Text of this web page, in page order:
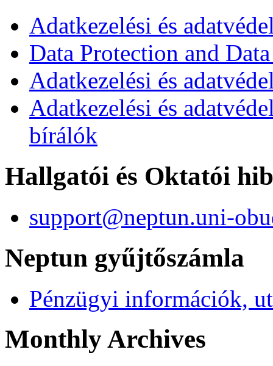
Adatkezelési és
Data Protection and
Adatkezelési és
Adatkezelési és
bírálók
Hallgatói és Oktatói
support@neptun.uni-
Neptun gyűjtőszámla
Pénzügyi információk,
Monthly Archives